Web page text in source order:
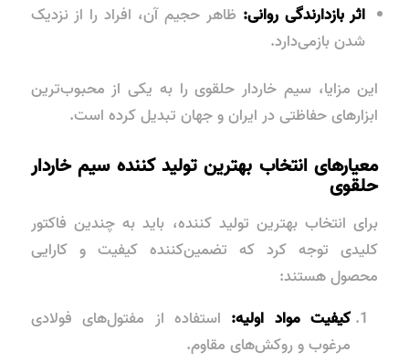
اثر بازدارندگی روانی: ظاهر حجیم آن، افراد را از نزدیک
شدن بازمی‌دارد.
این مزایا، سیم خاردار حلقوی را به یکی از محبوب‌ترین
ابزارهای حفاظتی در ایران و جهان تبدیل کرده است.
معیارهای انتخاب بهترین تولید کننده سیم خاردار
حلقوی
برای انتخاب بهترین تولید کننده، باید به چندین فاکتور
کلیدی توجه کرد که تضمین‌کننده کیفیت و کارایی
محصول هستند:
کیفیت مواد اولیه: استفاده از مفتول‌های فولادی
مرغوب و روکش‌های مقاوم.